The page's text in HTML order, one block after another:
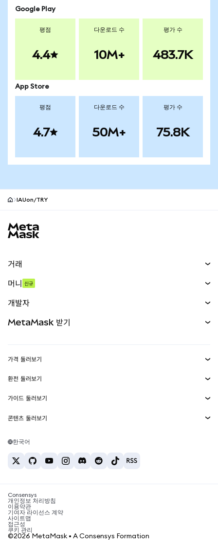
Google Play
평점
4.4
다운로드 수
10M+
평가 수
483.7K
App Store
평점
4.7
다운로드 수
50M+
평가 수
75.8K
IAUon/TRY
거래
무기한 선물
실물자산
머니 신규
개발자
MetaMask Connect
Snaps
웹3 서비스
MetaMask 받기
보안
고객 지원
채용
가격 둘러보기
이더리움 가격
솔라나 가격
테더 가격
환전 둘러보기
ETH를 USD로 환전
USDT를 INR로 환전
BTC를 INR로 환전
ETH를 USDT로 환전
가이드 둘러보기
ETH 매수
USDT 매수
SHIB 매수
BNB 매수
콘텐츠 둘러보기
솔라나 지갑
암호화폐 세금 뉴스
암호화폐 매수 방법
비트코인 매도 방법
한국어
Consensys
개인정보 처리방침
이용약관
기여자 라이선스 계약
사이트맵
접근성
쿠키 관리
©2026 MetaMask • A Consensys Formation